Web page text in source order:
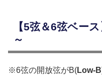
【5弦＆6弦ベー
～
※6弦の開放弦がB(Low-B